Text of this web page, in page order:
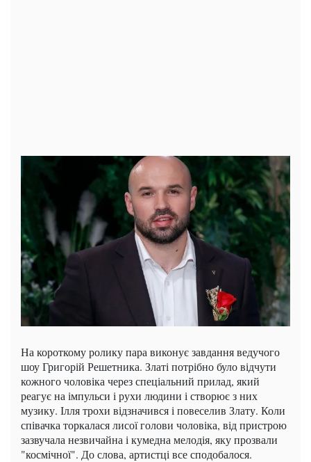
На короткому ролику пара виконує завдання ведучого
шоу Григорій Решетника. Златі потрібно було відчути
кожного чоловіка через спеціальний прилад, який
реагує на імпульси і рухи людини і створює з них
музику. Ілля трохи відзначився і повеселив Злату. Коли
співачка торкалася лисої голови чоловіка, від пристрою
зазвучала незвичайна і кумедна мелодія, яку прозвали
"космічної". До слова, артистці все сподобалося.